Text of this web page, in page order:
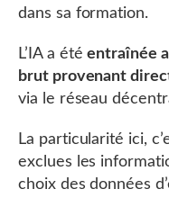
dans sa formation.
L’IA a étéentraînée
brut provenant
via le réseau
La particularité ici,
exclues les
choix des données